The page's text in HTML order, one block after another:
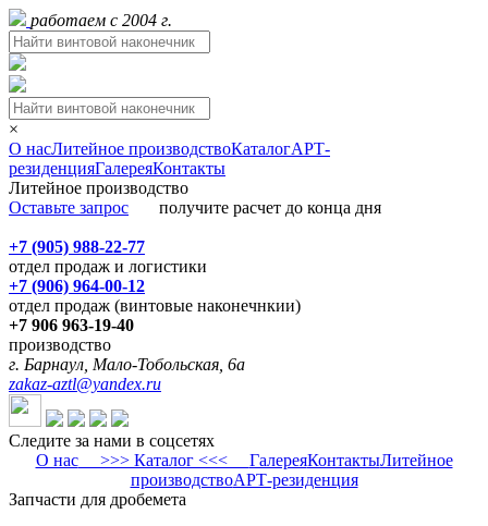
работаем с 2004 г.
×
О насЛитейное производствоКаталогАРТ-
резиденцияГалереяКонтакты
Литейное производство
Оставьте запрос получите расчет до конца дня
+7 (905) 988-22-77
отдел продаж и логистики
+7 (906) 964-00-12
отдел продаж (винтовые наконечнкии)
+7 906 963-19-40
производство
г. Барнаул, Мало-Тобольская, 6а
zakaz-aztl@yandex.ru
Следите за нами в соцсетях
О нас>>> Каталог <<< ГалереяКонтактыЛитейное
производствоАРТ-резиденция
Запчасти для дробемета